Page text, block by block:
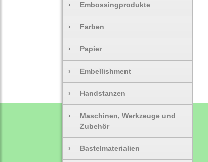
› Embossingprodukte
› Farben
› Papier
› Embellishment
› Handstanzen
›
Maschinen, Werkzeuge und
Zubehör
› Bastelmaterialien